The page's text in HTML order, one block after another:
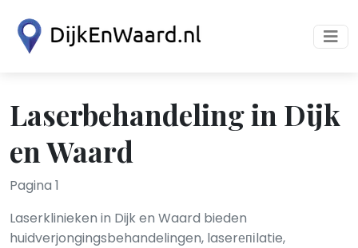
Laserbehandeling in Dijk
en Waard
Pagina 1
Laserklinieken in Dijk en Waard bieden
huidverjongingsbehandelingen, laserепіlatie,